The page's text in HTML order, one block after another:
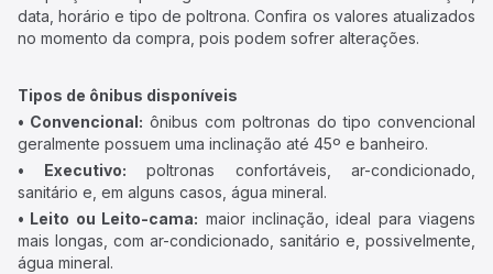
data, horário e tipo de poltrona. Confira os valores atualizados
no momento da compra, pois podem sofrer alterações.
Tipos de ônibus disponíveis
• Convencional: ônibus com poltronas do tipo convencional
geralmente possuem uma inclinação até 45º e banheiro.
• Executivo: poltronas confortáveis, ar-condicionado,
sanitário e, em alguns casos, água mineral.
• Leito ou Leito-cama: maior inclinação, ideal para viagens
mais longas, com ar-condicionado, sanitário e, possivelmente,
água mineral.